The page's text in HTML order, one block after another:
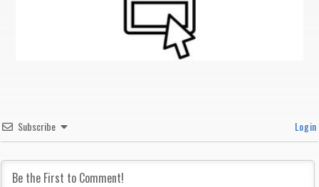
Subscribe Login